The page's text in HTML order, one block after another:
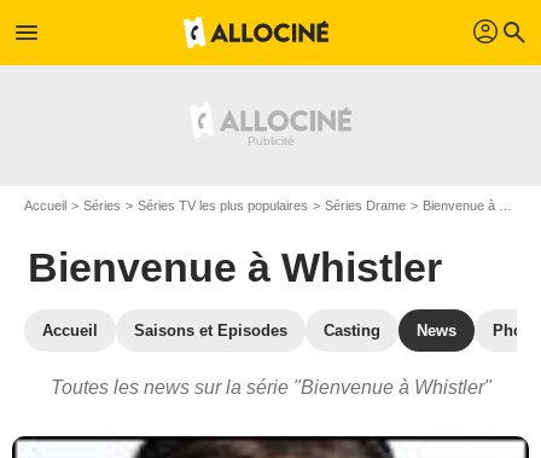
menu profil search
Accueil Séries Séries TV les plus populaires Séries Drame Bienvenue à Whistler
Bienvenue à Whistler
Accueil Saisons et Episodes Casting News
Toutes les news sur la série "Bienvenue à Whistler"